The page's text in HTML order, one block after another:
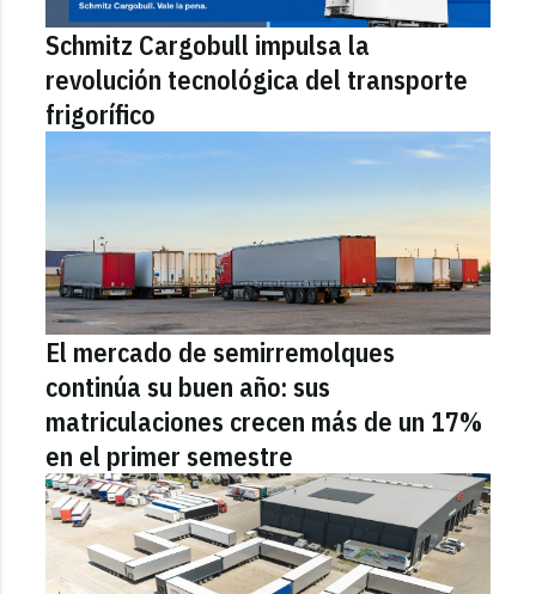
Schmitz Cargobull impulsa la
revolución tecnológica del transporte
frigorífico
El mercado de semirremolques
continúa su buen año: sus
matriculaciones crecen más de un 17%
en el primer semestre